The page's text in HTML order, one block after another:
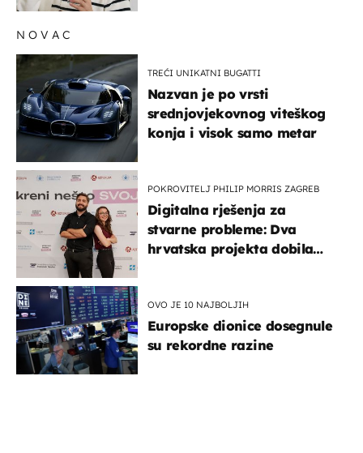
NOVAC
TREĆI UNIKATNI BUGATTI
Nazvan je po vrsti
srednjovjekovnog viteškog
konja i visok samo metar
POKROVITELJ PHILIP MORRIS ZAGREB
Digitalna rješenja za
stvarne probleme: Dva
hrvatska projekta dobila
OVO JE 10 NAJBOLJIH
Europske dionice dosegnule
su rekordne razine